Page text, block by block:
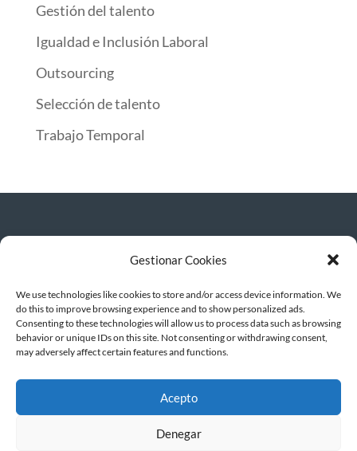
Gestionar Cookies
We use technologies like cookies to store and/or access device information. We
do this to improve browsing experience and to show personalized ads.
Consenting to these technologies will allow us to process data such as browsing
behavior or unique IDs on this site. Not consenting or withdrawing consent,
may adversely affect certain features and functions.
Acepto
Denegar
Gestión del talento
Igualdad e Inclusión Laboral
Outsourcing
Selección de talento
Trabajo Temporal
© INTERIM GROUP | ETT · OUTSOURCING ·
derechos reservados
Términos de uso|Política de privacidad|
Política de Cookies|Política integrada de